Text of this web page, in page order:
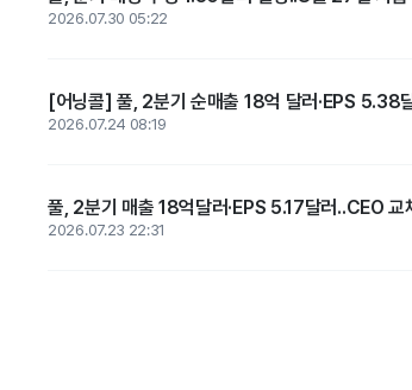
2026.07.30 05:22
[어닝콜] 풀, 2분기 순매출 18억 달러·EPS 5.38
2026.07.24 08:19
풀, 2분기 매출 18억달러·EPS 5.17달러..CEO
2026.07.23 22:31